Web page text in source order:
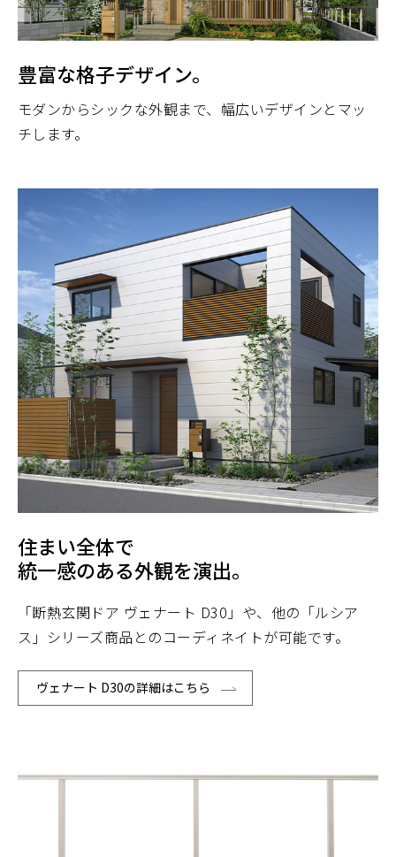
豊富な格子デザイン。
モダンからシックな外観まで、幅広いデザインとマッ
チします。
住まい全体で
統一感のある外観を演出。
「断熱玄関ドア ヴェナート D30」や、他の「ルシア
ス」シリーズ商品とのコーディネイトが可能です。
ヴェナート D30の詳細はこちら